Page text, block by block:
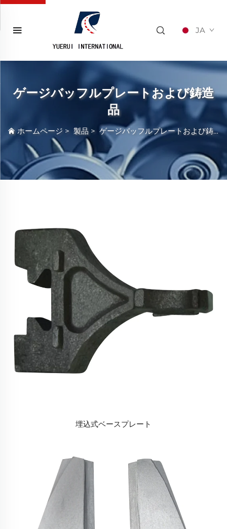
JA
ゲージバッフルプレートおよび鋳造
品
ホームページ > 製品 > ゲージバッフルプレートおよび鋳造品
埋込式ベースプレート